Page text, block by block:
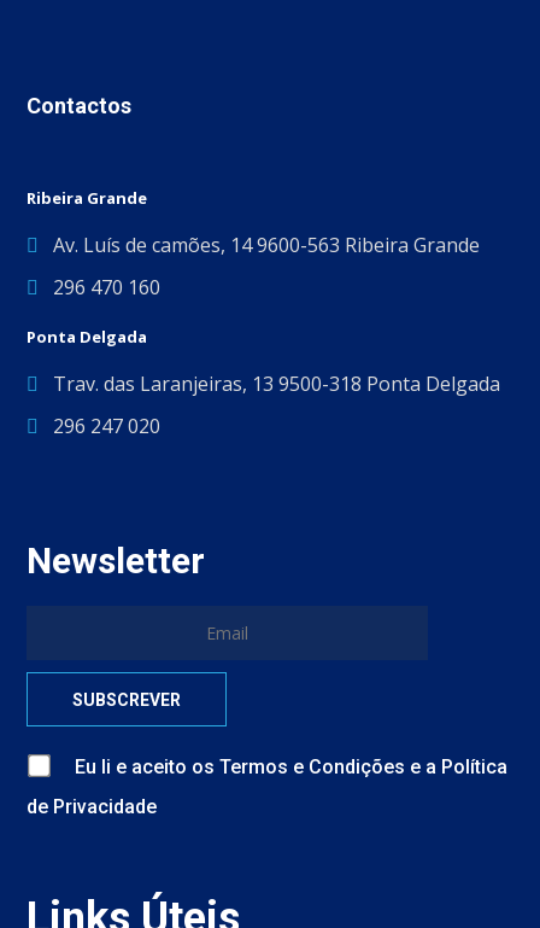
Contactos
Ribeira Grande
Av. Luís de camões, 14 9600-563 Ribeira Grande
296 470 160
Ponta Delgada
Trav. das Laranjeiras, 13 9500-318 Ponta Delgada
296 247 020
Newsletter
Eu li e aceito osTermos e Condições e a Política
de Privacidade